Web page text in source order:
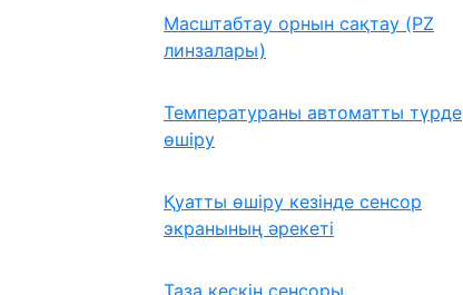
Масштабтау орнын сақтау (PZ
линзалары)
Температураны автоматты түрде
өшіру
Қуатты өшіру кезінде сенсор
экранының әрекеті
Таза кескін сенсоры